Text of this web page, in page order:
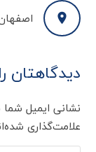
اصفهان
دیدگاهتان
نشانی ایمیل
علامت‌گذاری